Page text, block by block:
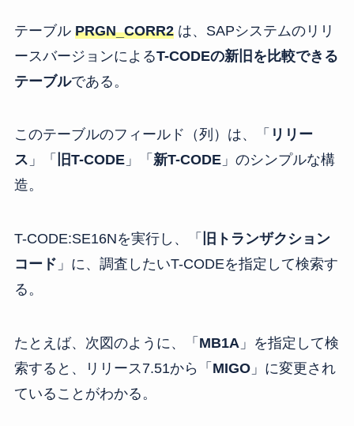
テーブル PRGN_CORR2は、SAPシステムのリリ
ースバージョンによるT-CODEの新旧を比較できる
テーブルである。
このテーブルのフィールド（列）は、「 リリー
ス 」「 旧T-CODE」「 新T-CODE」のシンプルな構
造。
T-CODE:SE16Nを実行し、「
旧トランザクション
コード 」に、調査したいT-CODEを指定して検索す
る。
たとえば、次図のように、「 MB1A」を指定して検
索すると、リリース7.51から「 MIGO」に変更され
ていることがわかる。